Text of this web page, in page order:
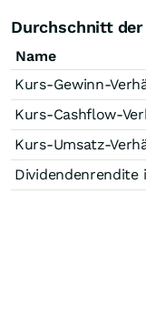
Durchschnitt der
Name
Kurs-Gewinn-
Kurs-Cashflow-
Kurs-Umsatz-
Dividendenrendite